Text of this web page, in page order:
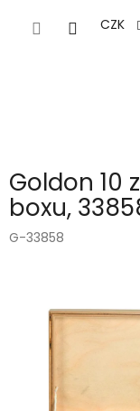
CZK
Goldon 10
boxu,
G-33858